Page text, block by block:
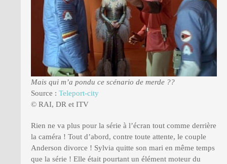
Mais qui m’a pondu ce scénario de merde ??
Source : Teleport-city
© RAI, DR et ITV
Rien ne va plus pour la série à l’écran tout comme derrière
la caméra ! Tout d’abord, contre toute attente, le couple
Anderson divorce ! Sylvia quitte son mari en même temps
que la série ! Elle était pourtant un élément moteur du